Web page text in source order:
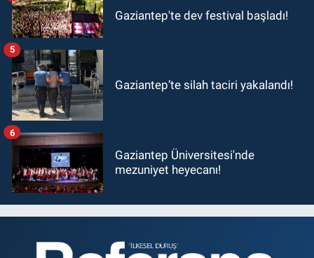
Gaziantep'te dev festival başladı!
Gaziantep’te silah taciri yakalandı!
5
Gaziantep Üniversitesi'nde
mezuniyet heyecanı!
6